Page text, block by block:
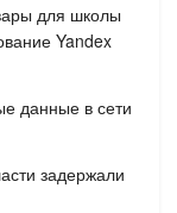
для школы
Yandex
данные в сети
задержали